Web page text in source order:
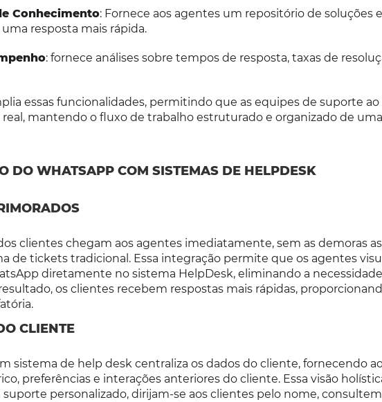
Conhecimento: Fornece aos agentes um repositório de soluções e
resposta mais rápida.
: fornece análises sobre tempos de resposta, taxas de
essas funcionalidades, permitindo que as equipes de suporte
mantendo o fluxo de trabalho estruturado e organizado de
DO WHATSAPP COM SISTEMAS DE HELPDESK
clientes chegam aos agentes imediatamente, sem as demoras
de tickets tradicional. Essa integração permite que os agentes
diretamente no sistema HelpDesk, eliminando a
os clientes recebem respostas mais rápidas,
CLIENTE
sistema de help desk centraliza os dados do cliente, fornecendo
preferências e interações anteriores do cliente. Essa visão
personalizado, dirijam-se aos clientes pelo nome, consultem